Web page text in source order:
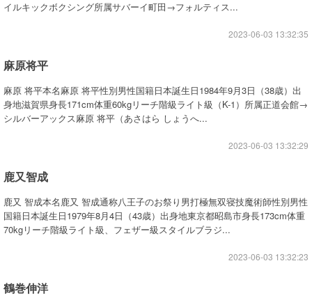
イルキックボクシング所属サバーイ町田→フォルティス...
2023-06-03 13:32:35
麻原将平
麻原 将平本名麻原 将平性別男性国籍日本誕生日1984年9月3日（38歳）出
身地滋賀県身長171cm体重60kgリーチ階級ライト級（K-1）所属正道会館→
シルバーアックス麻原 将平（あさはら しょうへ...
2023-06-03 13:32:29
鹿又智成
鹿又 智成本名鹿又 智成通称八王子のお祭り男打極無双寝技魔術師性別男性
国籍日本誕生日1979年8月4日（43歳）出身地東京都昭島市身長173cm体重
70kgリーチ階級ライト級、フェザー級スタイルブラジ...
2023-06-03 13:32:23
鶴巻伸洋